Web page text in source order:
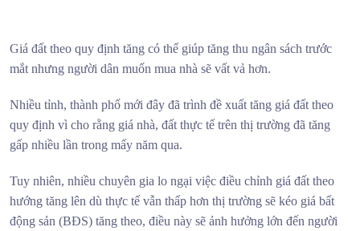
Giá đất theo quy định tăng có thể giúp tăng thu ngân sách trước
mắt nhưng người dân muốn mua nhà sẽ vất vả hơn.
Nhiều tỉnh, thành phố mới đây đã trình đề xuất tăng giá đất theo
quy định vì cho rằng giá nhà, đất thực tế trên thị trường đã tăng
gấp nhiều lần trong mấy năm qua.
Tuy nhiên, nhiều chuyên gia lo ngại việc điều chỉnh giá đất theo
hướng tăng lên dù thực tế vẫn thấp hơn thị trường sẽ kéo giá bất
động sản (BĐS) tăng theo, điều này sẽ ảnh hưởng lớn đến người